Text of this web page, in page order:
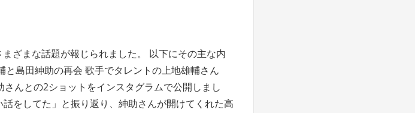
ざまな話題が報じられました。 以下にその主な内
島田紳助の再会 歌手でタレントの上地雄輔さん
んとの2ショットをインスタグラムで公開しまし
をしてた」と振り返り、紳助さんが開けてくれた高